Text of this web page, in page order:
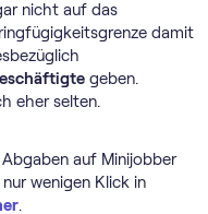
nicht auf das
damit
geben.
eher selten.
auf Minijobber
wenigen Klick in
.